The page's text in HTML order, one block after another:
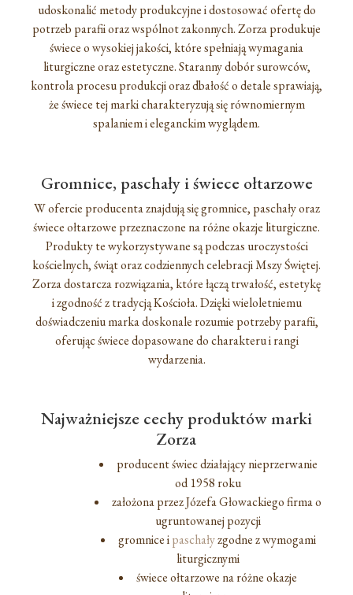
udoskonalić metody produkcyjne i dostosować ofertę do
potrzeb parafii oraz wspólnot zakonnych. Zorza produkuje
świece o wysokiej jakości, które spełniają wymagania
liturgiczne oraz estetyczne. Staranny dobór surowców,
kontrola procesu produkcji oraz dbałość o detale sprawiają,
że świece tej marki charakteryzują się równomiernym
spalaniem i eleganckim wyglądem.
Gromnice, paschały i świece ołtarzowe
W ofercie producenta znajdują się gromnice, paschały oraz
świece ołtarzowe przeznaczone na różne okazje liturgiczne.
Produkty te wykorzystywane są podczas uroczystości
kościelnych, świąt oraz codziennych celebracji Mszy Świętej.
Zorza dostarcza rozwiązania, które łączą trwałość, estetykę
i zgodność z tradycją Kościoła. Dzięki wieloletniemu
doświadczeniu marka doskonale rozumie potrzeby parafii,
oferując świece dopasowane do charakteru i rangi
wydarzenia.
Najważniejsze cechy produktów marki
Zorza
producent świec działający nieprzerwanie
od 1958 roku
założona przez Józefa Głowackiego firma o
ugruntowanej pozycji
gromnice ipaschałyzgodne z wymogami
liturgicznymi
świece ołtarzowe na różne okazje